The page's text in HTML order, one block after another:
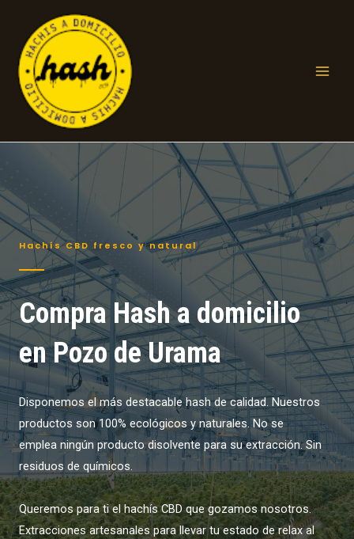
contenido
Hachís CBD fresco y natural
Compra Hash a domicilio
en Pozo de Urama
Disponemos el más destacable hash de calidad. Nuestros
productos son 100% ecológicos y naturales. No se
emplea ningún producto disolvente para su extracción. Sin
residuos de químicos.
Queremos para ti el hachís CBD que gozamos nosotros.
Extracciones artesanales para llevar tu estado de relax al